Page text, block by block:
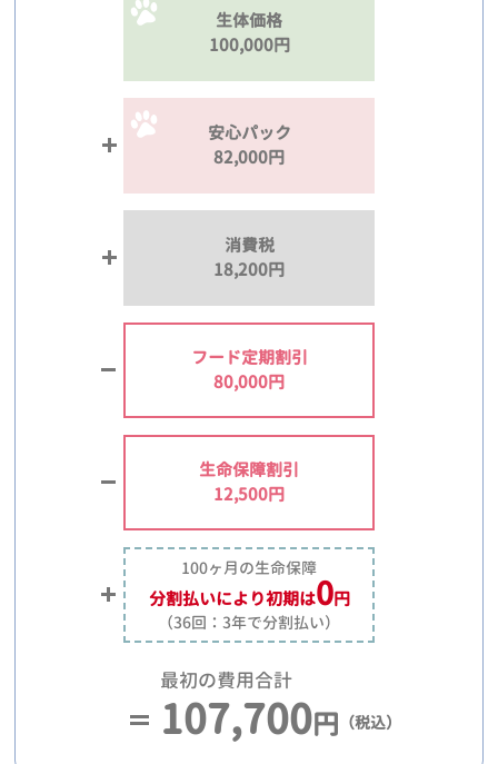
生体価格
100,000円
安心パック
82,000円
消費税
18,200円
フード定期割引
80,000円
生命保障割引
12,500円
100ヶ月の生命保障
分割払いにより初期は0円
（36回：3年で分割払い）
最初の費用合計
107,700円 （税込）